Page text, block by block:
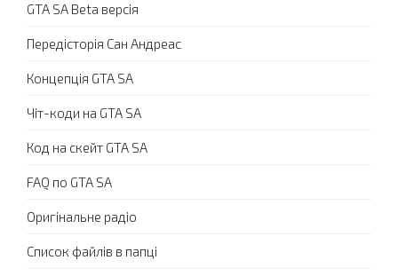
GTA SA Beta версія
Передісторія Сан Андреас
Концепція GTA SA
Чіт-коди на GTA SA
Код на скейт GTA SA
FAQ по GTA SA
Оригінальне радіо
Список файлів в папці